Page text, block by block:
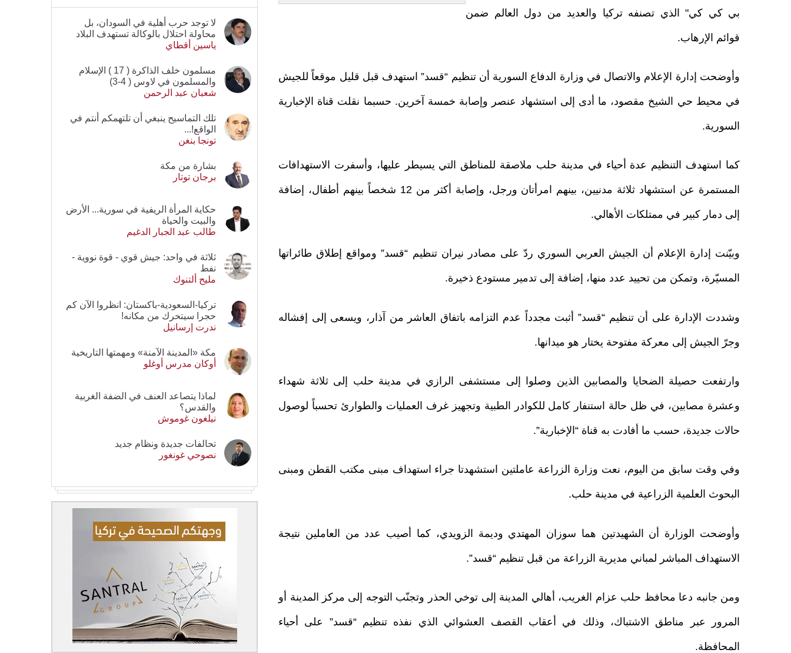
بي كي كي" الذي تصنفه تركيا والعديد من دول العالم ضمن
قوائم الإرهاب.
وأوضحت إدارة الإعلام والاتصال في وزارة الدفاع السورية أن تنظيم “قسد” استهدف قبل قليل موقعاً للجيش
في محيط حي الشيخ مقصود، ما أدى إلى استشهاد عنصر وإصابة خمسة آخرين. حسبما نقلت قناة الإخبارية
السورية.
كما استهدف التنظيم عدة أحياء في مدينة حلب ملاصقة للمناطق التي يسيطر عليها، وأسفرت الاستهدافات
المستمرة عن استشهاد ثلاثة مدنيين، بينهم امرأتان ورجل، وإصابة أكثر من 12 شخصاً بينهم أطفال، إضافة
إلى دمار كبير في ممتلكات الأهالي.
وبيّنت إدارة الإعلام أن الجيش العربي السوري ردّ على مصادر نيران تنظيم “قسد” ومواقع إطلاق طائراتها
المسيّرة، وتمكن من تحييد عدد منها، إضافة إلى تدمير مستودع ذخيرة.
وشددت الإدارة على أن تنظيم “قسد” أثبت مجدداً عدم التزامه باتفاق العاشر من آذار، ويسعى إلى إفشاله
وجرّ الجيش إلى معركة مفتوحة يختار هو ميدانها.
وارتفعت حصيلة الضحايا والمصابين الذين وصلوا إلى مستشفى الرازي في مدينة حلب إلى ثلاثة شهداء
وعشرة مصابين، في ظل حالة استنفار كامل للكوادر الطبية وتجهيز غرف العمليات والطوارئ تحسباً لوصول
حالات جديدة، حسب ما أفادت به قناة “الإخبارية”.
وفي وقت سابق من اليوم، نعت وزارة الزراعة عاملتين استشهدتا جراء استهداف مبنى مكتب القطن ومبنى
البحوث العلمية الزراعية في مدينة حلب.
وأوضحت الوزارة أن الشهيدتين هما سوزان المهتدي وديمة الزويدي، كما أصيب عدد من العاملين نتيجة
الاستهداف المباشر لمباني مديرية الزراعة من قبل تنظيم “قسد”.
ومن جانبه دعا محافظ حلب عزام الغريب، أهالي المدينة إلى توخي الحذر وتجنّب التوجه إلى مركز المدينة أو
المرور عبر مناطق الاشتباك، وذلك في أعقاب القصف العشوائي الذي نفذه تنظيم “قسد” على أحياء
المحافظة.
لا توجد حرب أهلية في السودان، بل
محاولة احتلال بالوكالة تستهدف البلاد
ياسين أقطاي
مسلمون خلف الذاكرة ( 17 ) الإسلام
والمسلمون في لاوس ( 4-3)
شعبان عبد الرحمن
تلك التماسيح ينبغي أن تلتهمكم أنتم في
الواقع!...
تونجا بنغن
بشارة من مكة
برجان توتار
حكاية المرأة الريفية في سورية... الأرض
والبيت والحياة
طالب عبد الجبار الدغيم
ثلاثة في واحد: جيش قوي - قوة نووية -
نفط
مليح ألتنوك
تركيا-السعودية-باكستان: انظروا الآن كم
حجرا سيتحرك من مكانه!
ندرت إرسانيل
مكة «المدينة الآمنة» ومهمتها التاريخية
أوكان مدرس أوغلو
لماذا يتصاعد العنف في الضفة الغربية
والقدس؟
نيلغون غوموش
تحالفات جديدة ونظام جديد
نصوحي غونغور